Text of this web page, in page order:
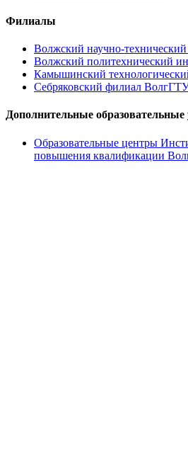
Филиалы
Волжский научно-
Волжский политехнический
Камышинский
Себряковский филиал
Дополнительные образовательные
Образовательные центры
повышения квалификации